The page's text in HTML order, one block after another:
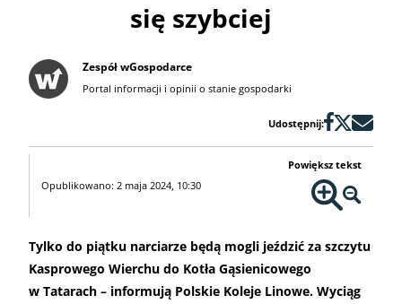
się szybciej
Zespół wGospodarce
Portal informacji i opinii o stanie gospodarki
Udostępnij:
Opublikowano: 2 maja 2024, 10:30
Powiększ tekst
Tylko do piątku narciarze będą mogli jeździć za szczytu
Kasprowego Wierchu do Kotła Gąsienicowego
w Tatarach – informują Polskie Koleje Linowe. Wyciąg